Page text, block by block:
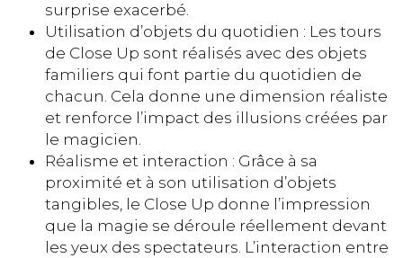
surprise exacerbé.
Utilisation d’objets du quotidien : Les tours
de Close Up sont réalisés avec des objets
familiers qui font partie du quotidien de
chacun. Cela donne une dimension réaliste
et renforce l’impact des illusions créées par
le magicien.
Réalisme et interaction : Grâce à sa
proximité et à son utilisation d’objets
tangibles, le Close Up donne l’impression
que la magie se déroule réellement devant
les yeux des spectateurs. L’interaction entre